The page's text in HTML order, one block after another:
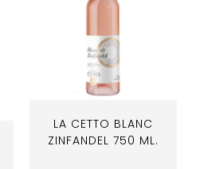
LA CETTO BLANC
ZINFANDEL 750 ML.